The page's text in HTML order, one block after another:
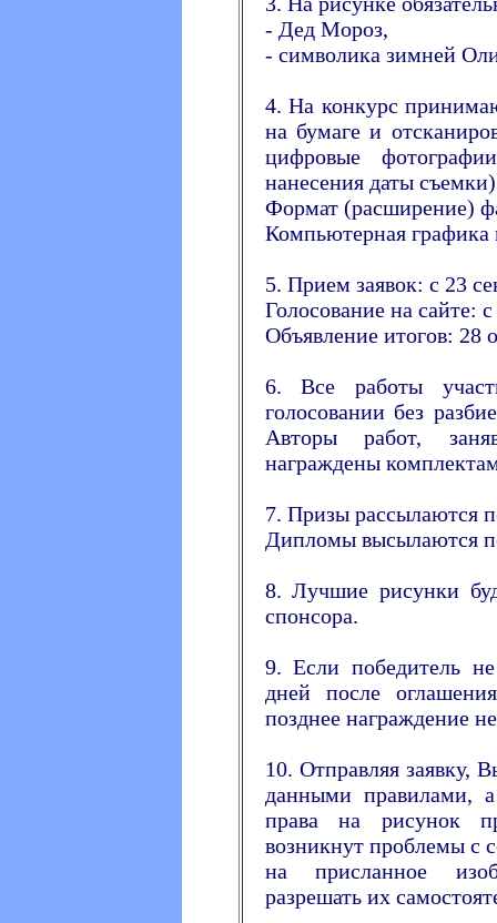
- Дед Мороз,
- символика зимней
4. На конкурс
на бумаге и
цифровые
нанесения даты
Формат (расширение)
Компьютерная графика
5. Прием заявок: с 23
Голосование на сайте:
Объявление итогов: 28
6. Все работы
голосовании без
Авторы работ,
награждены
7. Призы рассылаются
Дипломы высылаются
8. Лучшие рисунки
спонсора.
9. Если победитель
дней после
позднее награждение
10. Отправляя заявку,
данными правилами,
права на рисунок
возникнут проблемы с
на присланное
разрешать их